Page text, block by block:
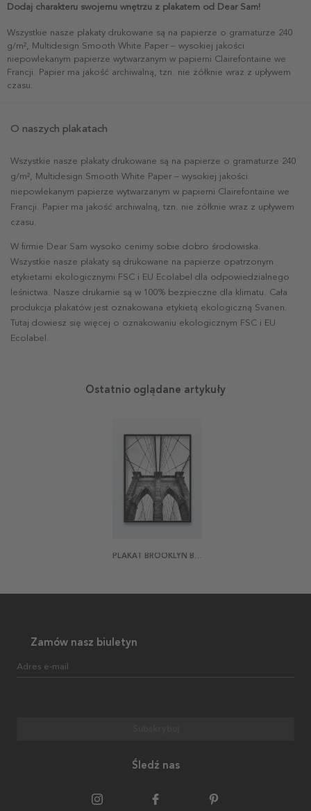
Dodaj charakteru swojemu wnętrzu z plakatem od Dear Sam!
Wszystkie nasze plakaty drukowane są na papierze o gramaturze 240
g/m², Multidesign Smooth White Paper – wysokiej jakości
niepowlekanym papierze wytwarzanym w papierni Clairefontaine we
Francji. Papier ma jakość archiwalną, tzn. nie żółknie wraz z upływem
czasu.
O naszych plakatach
Wszystkie nasze plakaty drukowane są na papierze o gramaturze 240
g/m², Multidesign Smooth White Paper – wysokiej jakości
niepowlekanym papierze wytwarzanym w papierni Clairefontaine we
Francji. Papier ma jakość archiwalną, tzn. nie żółknie wraz z upływem
czasu.
W firmie Dear Sam wysoko cenimy sobie dobro środowiska.
Wszystkie nasze plakaty są drukowane na papierze opatrzonym
etykietami ekologicznymi FSC i EU Ecolabel dla odpowiedzialnego
leśnictwa. Nasze drukarnie są w 100% bezpieczne dla klimatu. Cała
produkcja plakatów jest oznakowana etykietą ekologiczną Svanen.
Tutaj dowiesz się więcej o oznakowaniu ekologicznym FSC i EU
Ecolabel.
Ostatnio oglądane artykuły
PLAKAT BROOKLYN BRIDGE
Zamów nasz biuletyn
Adres e-mail
Śledź nas